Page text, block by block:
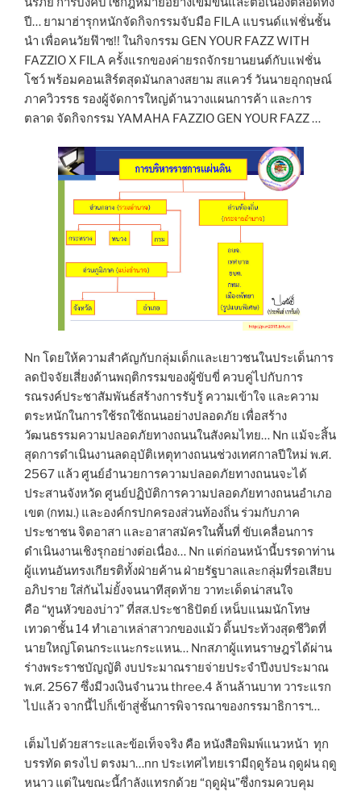
ปี… ยามาฮ่ารุกหนักจัดกิจกรรมจับมือ FILA แบรนด์แฟชั่นชั้น
นำ เพื่อคนวัยฟ๊าซ!! ในกิจกรรม GEN YOUR FAZZ WITH
FAZZIO X FILA ครั้งแรกของค่ายรถจักรยานยนต์กับแฟชั่น
โชว์ พร้อมคอนเสิร์ตสุดมันกลางสยาม สแควร์ วันนายอุกฤษณ์
ภาควิวรรธ รองผู้จัดการใหญ่ด้านวางแผนการค้า และการ
ตลาด จัดกิจกรรม YAMAHA FAZZIO GEN YOUR FAZZ …
Nn โดยให้ความสำคัญกับกลุ่มเด็กและเยาวชนในประเด็นการ
ลดปัจจัยเสี่ยงด้านพฤติกรรมของผู้ขับขี่ ควบคู่ไปกับการ
รณรงค์ประชาสัมพันธ์สร้างการรับรู้ ความเข้าใจ และความ
ตระหนักในการใช้รถใช้ถนนอย่างปลอดภัย เพื่อสร้าง
วัฒนธรรมความปลอดภัยทางถนนในสังคมไทย… Nn แม้จะสิ้น
สุดการดำเนินงานลดอุบัติเหตุทางถนนช่วงเทศกาลปีใหม่ พ.ศ.
2567 แล้ว ศูนย์อำนวยการความปลอดภัยทางถนนจะได้
ประสานจังหวัด ศูนย์ปฏิบัติการความปลอดภัยทางถนนอำเภอ
เขต (กทม.) และองค์กรปกครองส่วนท้องถิ่น ร่วมกับภาค
ประชาชน จิตอาสา และอาสาสมัครในพื้นที่ ขับเคลื่อนการ
ดำเนินงานเชิงรุกอย่างต่อเนื่อง… Nn แต่ก่อนหน้านี้บรรดาท่าน
ผู้แทนอันทรงเกียรติทั้งฝ่ายค้าน ฝ่ายรัฐบาลและกลุ่มที่รอเสียบ
อภิปราย ใส่กันไม่ยั้งจนนาทีสุดท้าย วาทะเด็ดน่าสนใจ
คือ “ทูนหัวของบ่าว” ที่สส.ประชาธิปัตย์ เหน็บแนมนักโทษ
เทวดาชั้น 14 ทำเอาเหล่าสาวกของแม้ว ดิ้นประท้วงสุดชีวิตที่
นายใหญ่โดนกระแนะกระแหน… Nnสภาผู้แทนราษฎรได้ผ่าน
ร่างพระราชบัญญัติ งบประมาณรายจ่ายประจำปีงบประมาณ
พ.ศ. 2567 ซึ่งมีวงเงินจำนวน three.4 ล้านล้านบาท วาระแรก
ไปแล้ว จากนี้ไปก็เข้าสู่ชั้นการพิจารณาของกรรมาธิการฯ…
เต็มไปด้วยสาระและข้อเท็จจริง คือ หนังสือพิมพ์แนวหน้า ทุก
บรรทัด ตรงไป ตรงมา…nn ประเทศไทยเรามีฤดูร้อน ฤดูฝน ฤดู
หนาว แต่ในขณะนี้กำลังแทรกด้วย “ฤดูฝุ่น”ซึ่งกรมควบคุม